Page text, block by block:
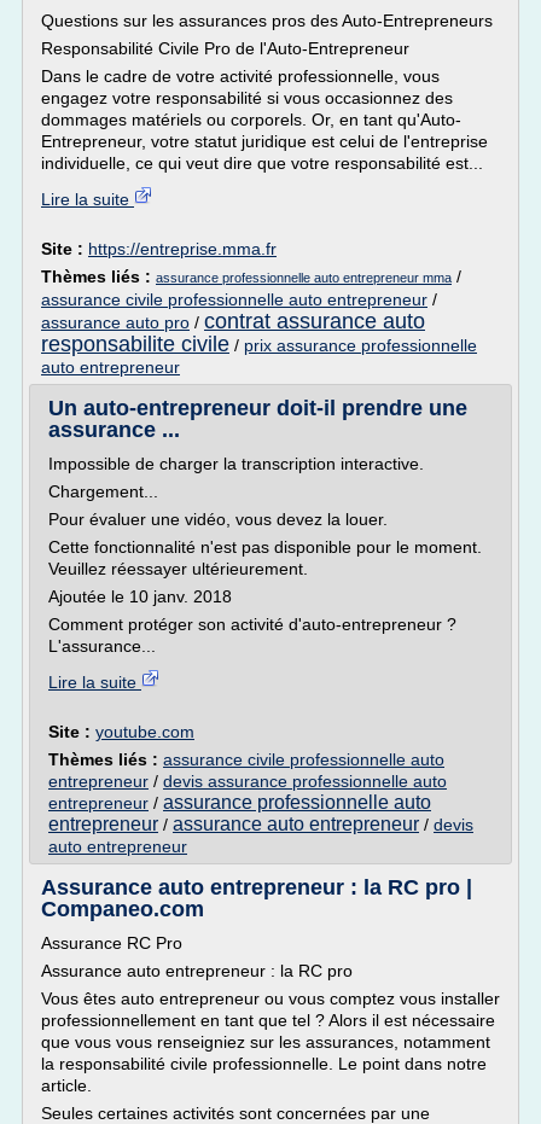
Questions sur les assurances pros des Auto-Entrepreneurs
Responsabilité Civile Pro de l'Auto-Entrepreneur
Dans le cadre de votre activité professionnelle, vous
engagez votre responsabilité si vous occasionnez des
dommages matériels ou corporels. Or, en tant qu'Auto-
Entrepreneur, votre statut juridique est celui de l'entreprise
individuelle, ce qui veut dire que votre responsabilité est...
Lire la suite
Site : https://entreprise.mma.fr
Thèmes liés : assurance professionnelle auto entrepreneur mma /
assurance civile professionnelle auto entrepreneur /
assurance auto pro / contrat assurance auto
responsabilite civile / prix assurance professionnelle
auto entrepreneur
Un auto-entrepreneur doit-il prendre une
assurance ...
Impossible de charger la transcription interactive.
Chargement...
Pour évaluer une vidéo, vous devez la louer.
Cette fonctionnalité n'est pas disponible pour le moment.
Veuillez réessayer ultérieurement.
Ajoutée le 10 janv. 2018
Comment protéger son activité d'auto-entrepreneur ?
L'assurance...
Lire la suite
Site : youtube.com
Thèmes liés : assurance civile professionnelle auto
entrepreneur / devis assurance professionnelle auto
entrepreneur / assurance professionnelle auto
entrepreneur / assurance auto entrepreneur / devis
auto entrepreneur
Assurance auto entrepreneur : la RC pro |
Companeo.com
Assurance RC Pro
Assurance auto entrepreneur : la RC pro
Vous êtes auto entrepreneur ou vous comptez vous installer
professionnellement en tant que tel ? Alors il est nécessaire
que vous vous renseigniez sur les assurances, notamment
la responsabilité civile professionnelle. Le point dans notre
article.
Seules certaines activités sont concernées par une